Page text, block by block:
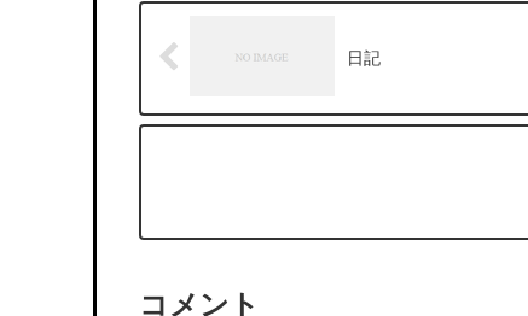
日記
コメント